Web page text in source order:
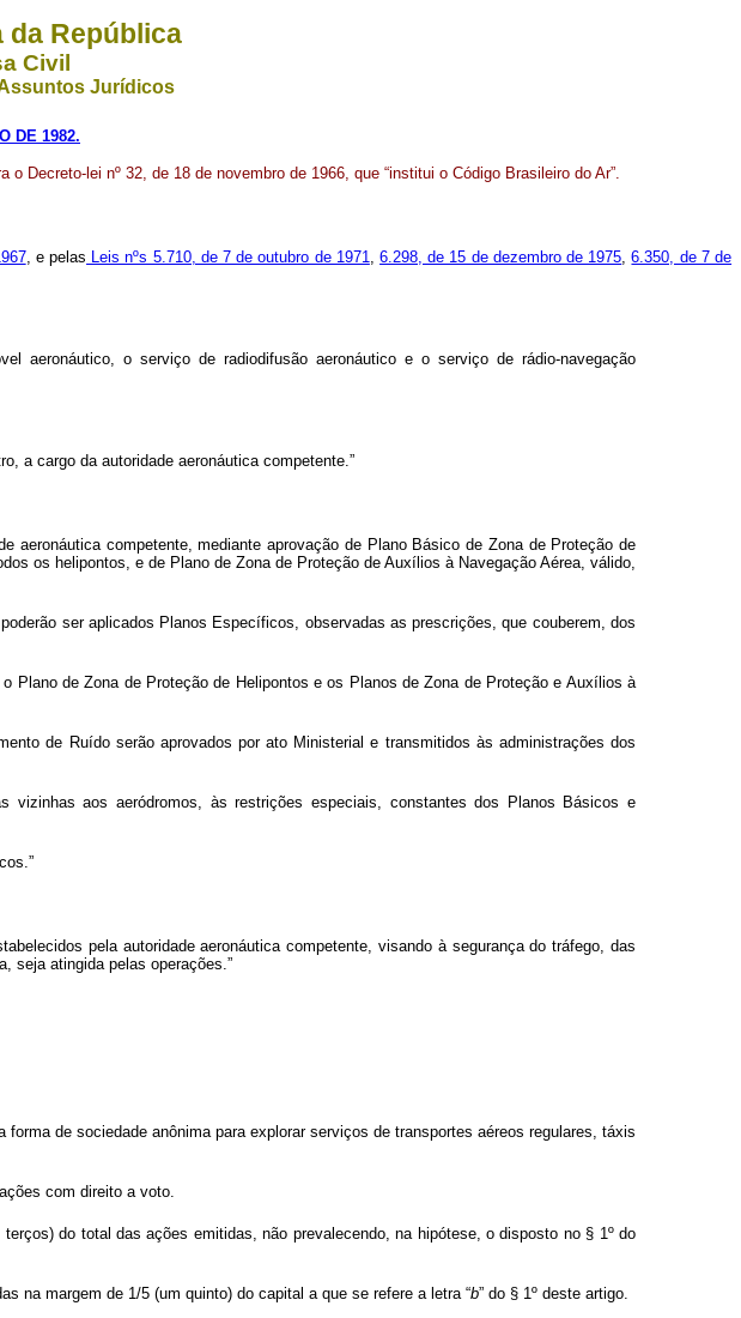
da República
Civil
Jurídicos
DE 1982.
o Decreto-lei nº 32, de 18 de novembro de 1966, que “institui o Código Brasileiro do Ar”.
, e pelas Leis nºs 5.710, de 7 de outubro de 1971,6.298, de 15 de dezembro de 1975,6.350, de 7 de
aeronáutico, o serviço de radiodifusão aeronáutico e o serviço de rádio-navegação
a cargo da autoridade aeronáutica competente.”
aeronáutica competente, mediante aprovação de Plano Básico de Zona de Proteção de
os helipontos, e de Plano de Zona de Proteção de Auxílios à Navegação Aérea, válido,
ser aplicados Planos Específicos, observadas as prescrições, que couberem, dos
Plano de Zona de Proteção de Helipontos e os Planos de Zona de Proteção e Auxílios à
de Ruído serão aprovados por ato Ministerial e transmitidos às administrações dos
aos aeródromos, às restrições especiais, constantes dos Planos Básicos e
pela autoridade aeronáutica competente, visando à segurança do tráfego, das
seja atingida pelas operações.”
de sociedade anônima para explorar serviços de transportes aéreos regulares, táxis
com direito a voto.
do total das ações emitidas, não prevalecendo, na hipótese, o disposto no § 1º do
na margem de 1/5 (um quinto) do capital a que se refere a letra “b” do § 1º deste artigo.